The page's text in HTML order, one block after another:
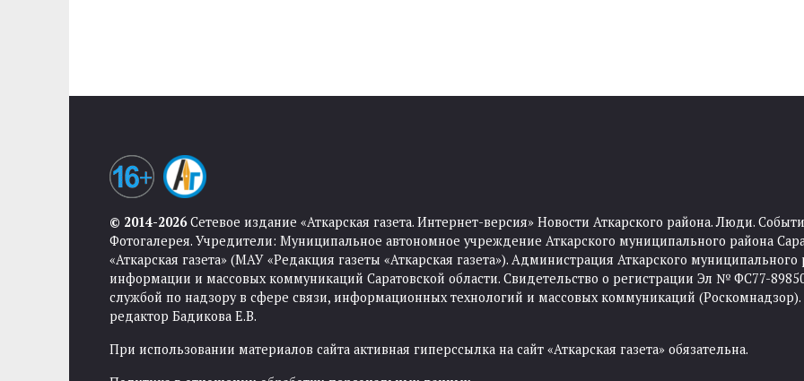
© 2014-2026Сетевое издание «Аткарская газета. Интернет-версия» Новости Аткарского района. Люди.
Фотогалерея. Учредители: Муниципальное автономное учреждение Аткарского муниципального района
«Аткарская газета» (МАУ «Редакция газеты «Аткарская газета»). Администрация Аткарского
информации и массовых коммуникаций Саратовской области. Свидетельство о регистрации Эл № ФС77-
службой по надзору в сфере связи, информационных технологий и массовых коммуникаций
редактор Бадикова Е.В.
При использовании материалов сайта активная гиперссылка на сайт «Аткарская газета» обязательна.